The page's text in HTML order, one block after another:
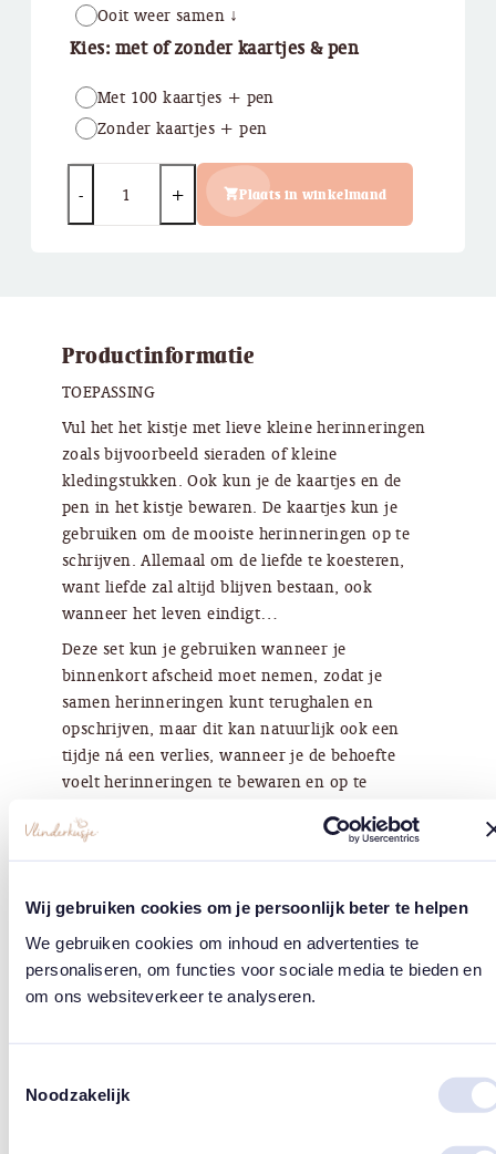
Wij gebruiken cookies om je persoonlijk beter te helpen
We gebruiken cookies om inhoud en advertenties te
personaliseren, om functies voor sociale media te bieden en
om ons websiteverkeer te analyseren.
Noodzakelijk
Ooit weer samen ↓
Kies: met of zonder kaartjes & pen
Met 100 kaartjes + pen
Zonder kaartjes + pen
Plaats in winkelmand
Productinformatie
TOEPASSING
Vul het het kistje met lieve kleine herinneringen
zoals bijvoorbeeld sieraden of kleine
kledingstukken. Ook kun je de kaartjes en de
pen in het kistje bewaren. De kaartjes kun je
gebruiken om de mooiste herinneringen op te
schrijven. Allemaal om de liefde te koesteren,
want liefde zal altijd blijven bestaan, ook
wanneer het leven eindigt…
Deze set kun je gebruiken wanneer je
binnenkort afscheid moet nemen, zodat je
samen herinneringen kunt terughalen en
opschrijven, maar dit kan natuurlijk ook een
tijdje ná een verlies, wanneer je de behoefte
voelt herinneringen te bewaren en op te
uitvaart of herdenkingsdienst, om mensen die
afscheid komen nemen de kans te geven iets te
Specificaties
Info kaartjes